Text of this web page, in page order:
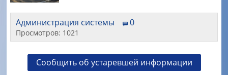
Администрация системы 0
Просмотров: 1021
Сообщить об устаревшей информации